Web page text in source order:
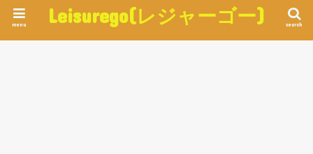
Leisurego(レジャーゴー) search
menu